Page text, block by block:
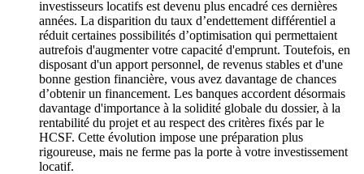
investisseurs locatifs est devenu plus encadré ces dernières
années. La disparition du taux d’endettement différentiel a
réduit certaines possibilités d’optimisation qui permettaient
autrefois d'augmenter votre capacité d'emprunt. Toutefois, en
disposant d'un apport personnel, de revenus stables et d'une
bonne gestion financière, vous avez davantage de chances
d’obtenir un financement. Les banques accordent désormais
davantage d'importance à la solidité globale du dossier, à la
rentabilité du projet et au respect des critères fixés par le
HCSF. Cette évolution impose une préparation plus
rigoureuse, mais ne ferme pas la porte à votre investissement
locatif.